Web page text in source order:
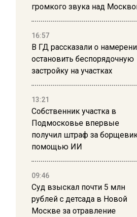
громкого звука над
16:57
В ГД рассказали о
остановить беспорядочную
застройку на участках
13:21
Собственник участка в
Подмосковье впервые
получил штраф за
помощью ИИ
09:46
Суд взыскал почти 5 млн
рублей с детсада в Новой
Москве за отравление